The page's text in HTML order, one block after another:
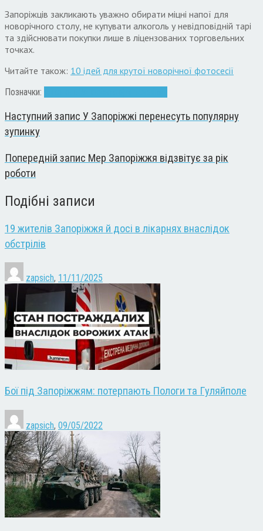
Запоріжців закликають уважно обирати міцні напої для
новорічного столу, не купувати алкоголь у невідповідній тарі
та здійснювати покупки лише в ліцензованих торговельних
точках.
Читайте також: 10 ідей для крутої новорічної фотосесії
Позначки:
Наступний запис У Запоріжжі перенесуть популярну
зупинку
Попередній запис Мер Запоріжжя відзвітує за рік
роботи
Подібні записи
19 жителів Запоріжжя й досі в лікарнях внаслідок
обстрілів
zapsich, 11/11/2025
Бої під Запоріжжям: потерпають Пологи та Гуляйполе
zapsich, 09/05/2022